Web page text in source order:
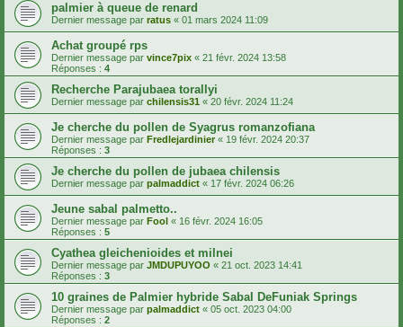
palmier à queue de renard
Dernier message par ratus « 01 mars 2024 11:09
Achat groupé rps
Dernier message par vince7pix « 21 févr. 2024 13:58
Réponses : 4
Recherche Parajubaea torallyi
Dernier message par chilensis31 « 20 févr. 2024 11:24
Je cherche du pollen de Syagrus romanzofiana
Dernier message par Fredlejardinier« 19 févr. 2024 20:37
Réponses : 3
Je cherche du pollen de jubaea chilensis
Dernier message par palmaddict « 17 févr. 2024 06:26
Jeune sabal palmetto..
Dernier message par Fool « 16 févr. 2024 16:05
Réponses : 5
Cyathea gleichenioides et milnei
Dernier message par JMDUPUYOO « 21 oct. 2023 14:41
Réponses : 3
10 graines de Palmier hybride Sabal DeFuniak Springs
Dernier message par palmaddict « 05 oct. 2023 04:00
Réponses : 2